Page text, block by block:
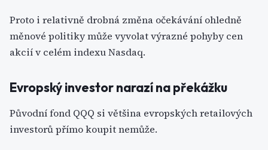
Proto i relativně drobná změna očekávání ohledně
měnové politiky může vyvolat výrazné pohyby cen
akcií v celém indexu Nasdaq.
Evropský investor narazí na překážku
Původní fond QQQ si většina evropských retailových
investorů přímo koupit nemůže.